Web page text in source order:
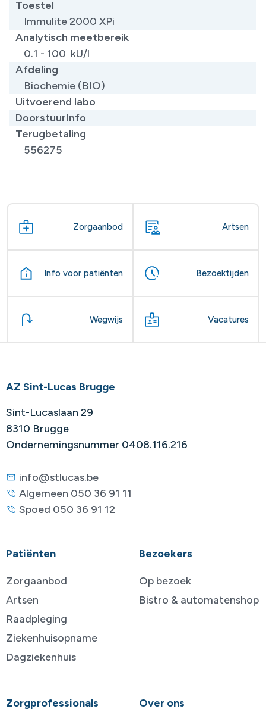
Toestel
Immulite 2000 XPi
Analytisch meetbereik
0.1 - 100 kU/l
Afdeling
Biochemie (BIO)
Uitvoerend labo
DoorstuurInfo
Terugbetaling
556275
Zorgaanbod Artsen
Info voor patiënten Bezoektijden
Wegwijs Vacatures
AZ Sint-Lucas Brugge
Sint-Lucaslaan 29
8310 Brugge
Ondernemingsnummer 0408.116.216
info@stlucas.be
Algemeen 050 36 91 11
Spoed 050 36 91 12
Patiënten
Zorgaanbod
Artsen
Raadpleging
Ziekenhuisopname
Dagziekenhuis
Bezoekers
Op bezoek
Bistro & automatenshop
Zorgprofessionals Over ons